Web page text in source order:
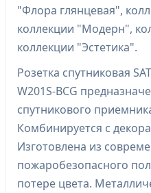
"Флора глянцевая",
коллекции "Модерн",
коллекции "Эстетика".
Розетка спутниковая
W201S-BCG
спутникового
Комбинируется с
Изготовлена из
пожаробезопасного
потере цвета.